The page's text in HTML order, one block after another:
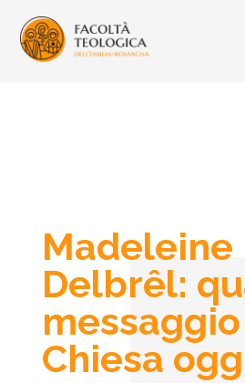
Madeleine
Delbrêl:
Chiesa